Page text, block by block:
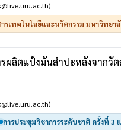
รเทคโนโลยีและนวัตกรรม มหาวิทยา
ผลิตแป้งมันสำปะหลังจาก
การประชุมวิชาการระดับชาติ ครั้งที่ 3